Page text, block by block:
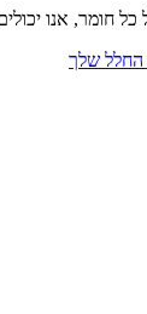
חומר, אנו
החלל שלך